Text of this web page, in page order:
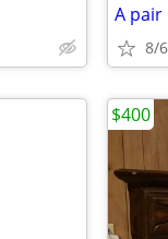
A
8/6
$400